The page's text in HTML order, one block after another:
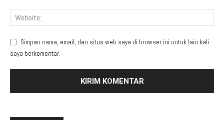
Simpan nama, email, dan situs web saya di browser ini untuk lain kali
saya berkomentar.